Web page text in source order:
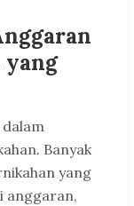
yang
Banyak
yang
anggaran,